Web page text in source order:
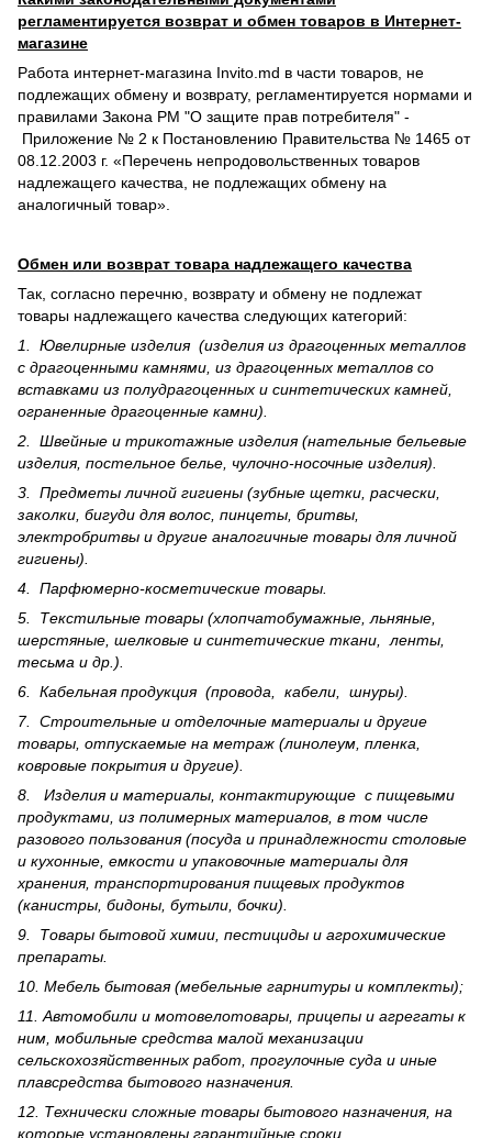
регламентируется возврат и обмен товаров в Интернет-
магазине
Работа интернет-магазина Invito.md в части товаров, не
подлежащих обмену и возврату, регламентируется нормами и
правилами Закона РМ "О защите прав потребителя" -
Приложение № 2 к Постановлению Правительства № 1465 от
08.12.2003 г. «Перечень непродовольственных товаров
надлежащего качества, не подлежащих обмену на
аналогичный товар».
Обмен или возврат товара надлежащего качества
Так, согласно перечню, возврату и обмену не подлежат
товары надлежащего качества следующих категорий:
1. Ювелирные изделия (изделия из драгоценных металлов
с драгоценными камнями, из драгоценных металлов со
вставками из полудрагоценных и синте­тических камней,
ограненные драгоценные камни).
2. Швейные и трикотажные изделия (нательные бельевые
изделия, постельное белье, чулочно-носочные изделия).
3. Предметы личной гигиены (зубные щетки, расчески,
заколки, бигуди для волос, пинцеты, бритвы,
электробритвы и другие аналогичные товары для личной
гигиены).
4. Парфюмерно-косметические товары.
5. Текстильные товары (хлопчатобумажные, льняные,
шерс­тя­ные, шелковые и синтетические ткани, ленты,
тесьма и др.).
6. Кабельная продукция (провода, кабели, шнуры).
7. Строительные и отделочные материалы и другие
товары, отпускаемые на метраж (линолеум, пленка,
ковровые покрытия и другие).
8. Изделия и материалы, контактирующие с пищевыми
продуктами, из полимерных материалов, в том числе
разового пользования (посуда и принадлежности столовые
и кухонные, емкости и упаковочные материалы для
хранения, транспортирования пищевых продуктов
(канистры, бидоны, бутыли, бочки).
9. Товары бытовой химии, пестициды и агрохи­мические
препараты.
10. Мебель бытовая (мебельные гарнитуры и комплекты);
11. Автомобили и мотовелотовары, прицепы и агрегаты к
ним, мобильные средства малой механизации
сельскохозяйственных работ, прогулочные суда и иные
плавсредства бытового назначения.
12. Технически сложные товары бытового назна­чения, на
которые установлены гарантийные сроки